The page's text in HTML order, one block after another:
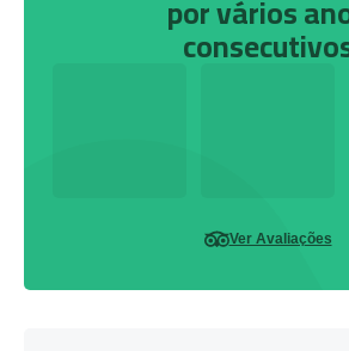
por vários
Ver Avaliações